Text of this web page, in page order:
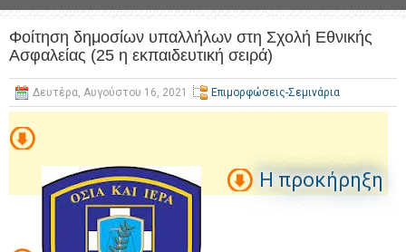
Φοίτηση δημοσίων υπαλλήλων στη Σχολή Εθνικής
Ασφαλείας (25 η εκπαιδευτική σειρά)
Δευτέρα, Αυγούστου 16, 2021 Επιμορφώσεις-Σεμινάρια
H προκήρηξη